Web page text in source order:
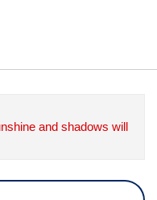
and shadows will